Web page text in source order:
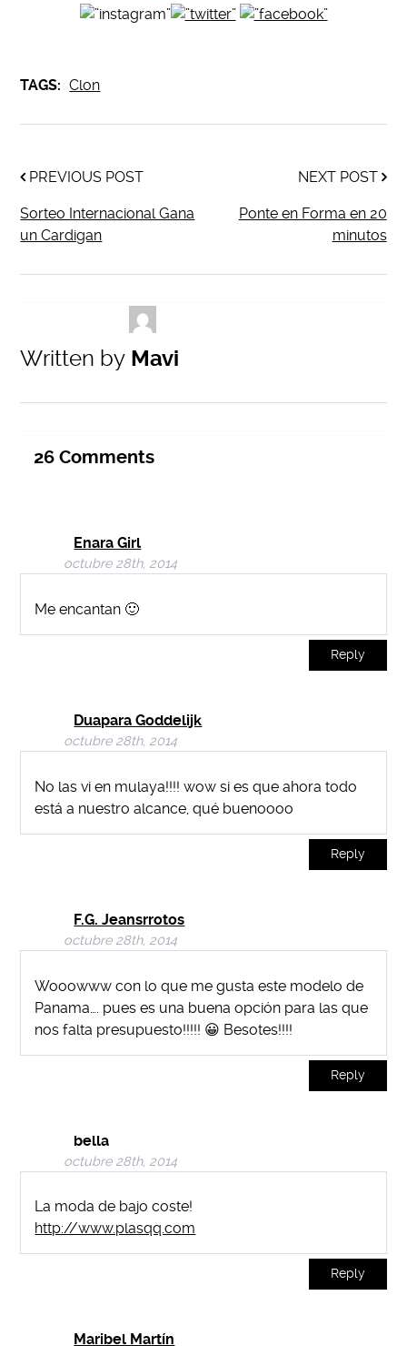
TAGS: Clon
PREVIOUS POST
Sorteo Internacional Gana
un Cardigan
NEXT POST
Ponte en Forma en 20
minutos
Written by Mavi
26 Comments
Enara Girl
octubre 28th, 2014
Me encantan 🙂
Reply
Duapara Goddelijk
octubre 28th, 2014
No las vi en mulaya!!!! wow si es que ahora todo
está a nuestro alcance, qué buenoooo
Reply
F.G. Jeansrrotos
octubre 28th, 2014
Wooowww con lo que me gusta este modelo de
Panama…. pues es una buena opción para las que
nos falta presupuesto!!!!! 😀 Besotes!!!!
Reply
bella
octubre 28th, 2014
La moda de bajo coste!
http://www.plasqq.com
Reply
Maribel Martín